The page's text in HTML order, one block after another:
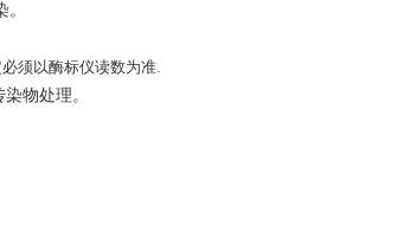
须以酶标仪读数为准.
物处理。